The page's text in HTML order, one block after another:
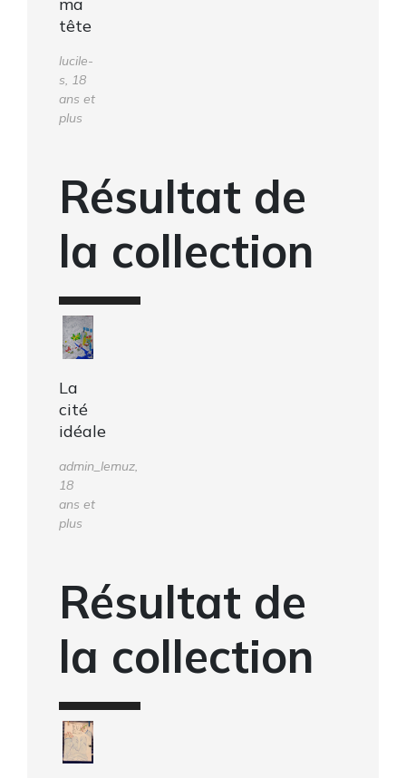
tête
lucile-
s, 18
ans et
plus
Résultat de
la collection
La
cité
idéale
admin_lemuz,
18
ans et
plus
Résultat de
la collection